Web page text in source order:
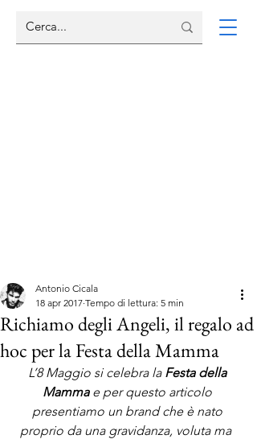
Richiamo degli Angeli, il regalo ad
hoc per la Festa della Mamma
Antonio Cicala
18 apr 2017 Tempo di lettura: 5 min
L’8 Maggio si celebra la Festa della
Mamma e per questo articolo
presentiamo un brand che è nato
proprio da una gravidanza, voluta ma